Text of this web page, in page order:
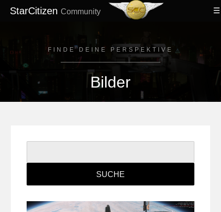
StarCitizen Community
FINDE DEINE PERSPEKTIVE
Bilder